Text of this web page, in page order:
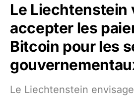
Le Liechtenstein
accepter les
Bitcoin pour les
Le Liechtenstein